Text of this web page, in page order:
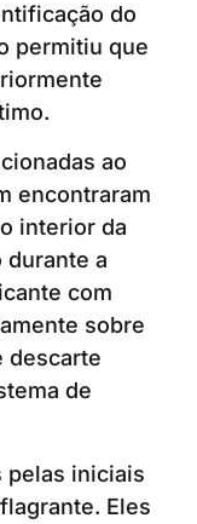
do
permitiu que
ao
encontraram
interior da
a
com
sobre
descarte
de
pelas iniciais
Eles